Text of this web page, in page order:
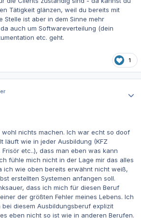
Tätigkeit glänzen, weil du bereits mit
Stelle ist aber in dem Sinne mehr
auch um Softwareverteilung (dein
etc. geht.
1
wohl nichts machen. Ich war echt so doof
läuft wie in jeder Ausbildung (KFZ
etc..), dass man eben was kann
fühle mich nicht in der Lage mir das alles
ich wie oben bereits erwähnt nicht weiß,
erstellten Systemen anfangen soll.
dass ich mich für diesen Beruf
der größten Fehler meines Lebens. Ich
diesem Ausbildungsberuf explizit
eben nicht so ist wie in anderen Berufen.